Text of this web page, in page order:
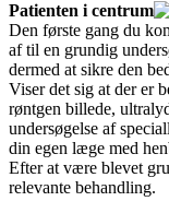
Patienten i centrum
Den første gang du
af til en grundig
dermed at sikre den
Viser det sig at der er
røntgen billede,
undersøgelse af
din egen læge med
Efter at være blevet
relevante behandling.